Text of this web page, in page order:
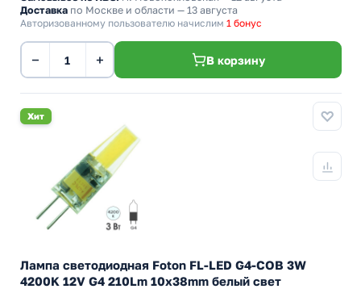
Доставка по Москве и области — 13 августа
Авторизованному пользователю начислим 1 бонус
− + В корзину
Хит
Лампа светодиодная Foton FL-LED G4-COB 3W
4200K 12V G4 210Lm 10х38mm белый свет